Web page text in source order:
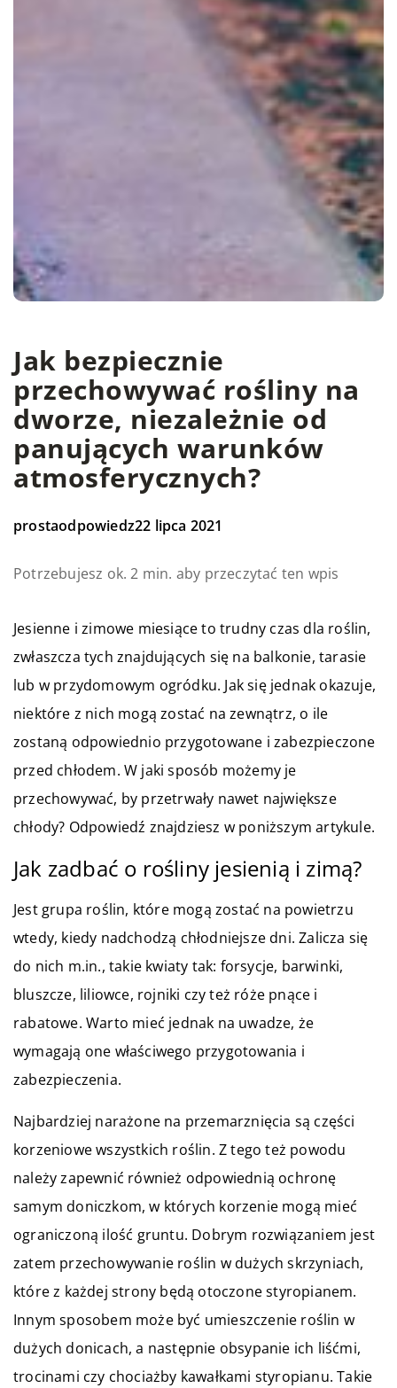
Jak bezpiecznie
przechowywać rośliny na
dworze, niezależnie od
panujących warunków
atmosferycznych?
prostaodpowiedz22 lipca 2021
Potrzebujesz ok. 2 min. aby przeczytać ten wpis
Jesienne i zimowe miesiące to trudny czas dla roślin,
zwłaszcza tych znajdujących się na balkonie, tarasie
lub w przydomowym ogródku. Jak się jednak okazuje,
niektóre z nich mogą zostać na zewnątrz, o ile
zostaną odpowiednio przygotowane i zabezpieczone
przed chłodem. W jaki sposób możemy je
przechowywać, by przetrwały nawet największe
chłody? Odpowiedź znajdziesz w poniższym artykule.
Jak zadbać o rośliny jesienią i zimą?
Jest grupa roślin, które mogą zostać na powietrzu
wtedy, kiedy nadchodzą chłodniejsze dni. Zalicza się
do nich m.in., takie kwiaty tak: forsycje, barwinki,
bluszcze, liliowce, rojniki czy też róże pnące i
rabatowe. Warto mieć jednak na uwadze, że
wymagają one właściwego przygotowania i
zabezpieczenia.
Najbardziej narażone na przemarznięcia są części
korzeniowe wszystkich roślin. Z tego też powodu
należy zapewnić również odpowiednią ochronę
samym doniczkom, w których korzenie mogą mieć
ograniczoną ilość gruntu. Dobrym rozwiązaniem jest
zatem przechowywanie roślin w dużych skrzyniach,
które z każdej strony będą otoczone styropianem.
Innym sposobem może być umieszczenie roślin w
dużych donicach, a następnie obsypanie ich liśćmi,
trocinami czy chociażby kawałkami styropianu. Takie